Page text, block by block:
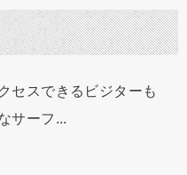
セスできるビジターも
サーフ...